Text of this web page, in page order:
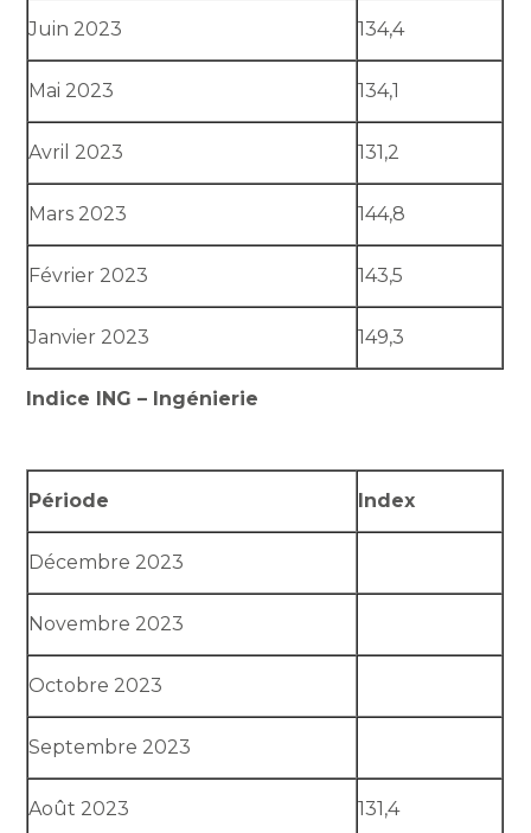
Juin 2023 134,4
Mai 2023 134,1
Avril 2023 131,2
Mars 2023 144,8
Février 2023 143,5
Janvier 2023 149,3
Indice ING – Ingénierie
Période Index
Décembre 2023
Novembre 2023
Octobre 2023
Septembre 2023
Août 2023 131,4